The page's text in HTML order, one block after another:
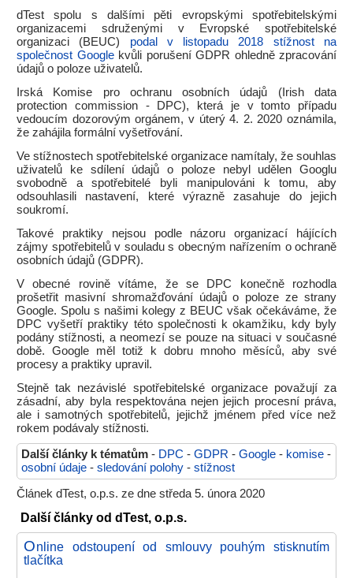
dTest spolu s dalšími pěti evropskými spotřebitelskými
organizacemi sdruženými v Evropské spotřebitelské
organizaci (BEUC) podal v listopadu 2018 stížnost na
společnost Googlekvůli porušení GDPR ohledně zpracování
údajů o poloze uživatelů.
Irská Komise pro ochranu osobních údajů (Irish data
protection commission - DPC), která je v tomto případu
vedoucím dozorovým orgánem, v úterý 4. 2. 2020 oznámila,
že zahájila formální vyšetřování.
Ve stížnostech spotřebitelské organizace namítaly, že souhlas
uživatelů ke sdílení údajů o poloze nebyl udělen Googlu
svobodně a spotřebitelé byli manipulováni k tomu, aby
odsouhlasili nastavení, které výrazně zasahuje do jejich
soukromí.
Takové praktiky nejsou podle názoru organizací hájících
zájmy spotřebitelů v souladu s obecným nařízením o ochraně
osobních údajů (GDPR).
V obecné rovině vítáme, že se DPC konečně rozhodla
prošetřit masivní shromažďování údajů o poloze ze strany
Google. Spolu s našimi kolegy z BEUC však očekáváme, že
DPC vyšetří praktiky této společnosti k okamžiku, kdy byly
podány stížnosti, a neomezí se pouze na situaci v současné
době. Google měl totiž k dobru mnoho měsíců, aby své
procesy a praktiky upravil.
Stejně tak nezávislé spotřebitelské organizace považují za
zásadní, aby byla respektována nejen jejich procesní práva,
ale i samotných spotřebitelů, jejichž jménem před více než
rokem podávaly stížnosti.
Další články k tématům - DPC - GDPR - Google - komise -
osobní údaje - sledování polohy - stížnost
Článek dTest, o.p.s. ze dne středa 5. února 2020
Další články od dTest, o.p.s.
Online odstoupení od smlouvy pouhým stisknutím
tlačítka